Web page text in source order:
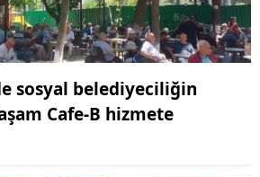
sosyal belediyeciliğin
Cafe-B hizmete